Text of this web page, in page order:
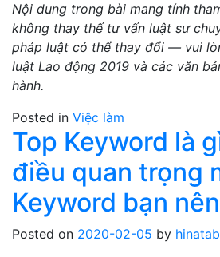
Nội dung trong bài mang tính
không thay thế tư vấn luật sư
pháp luật có thể thay đổi — vui
luật Lao động 2019 và các văn
hành.
Posted in Việc làm
Top Keyword là
điều quan trọng
Keyword bạn
Posted on 2020-02-05 by